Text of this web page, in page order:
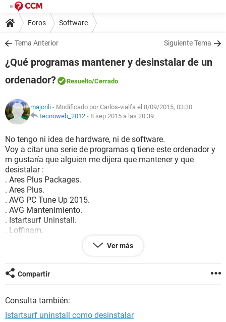
Foros Software
Tema Anterior Siguiente Tema
¿Qué programas mantener y desinstalar de un
ordenador?
Resuelto/Cerrado
majorili - Modificado por Carlos-vialfa el 8/09/2015, 03:30
tecnoweb_2012 - 8 sep 2015 a las 20:39
No tengo ni idea de hardware, ni de software.
Voy a citar una serie de programas q tiene este ordenador y
m gustaría que alguien me dijera que mantener y que
desistalar :
. Ares Plus Packages.
. Ares Plus.
. AVG PC Tune Up 2015.
. AVG Mantenimiento.
. Istartsurf Uninstall.
. Loffinam.
. Qualcomm Atheros WLAN and Bluetooht Client Insta...
. Realtek High Definition Audio Driver.
. Run Dregol.
. Wild Tangent Games.
. Wordinator 1.10.0.17
Ver más
Compartir
Consulta también:
Istartsurf uninstall como desinstalar